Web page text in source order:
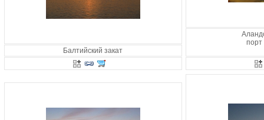
Балтийский закат